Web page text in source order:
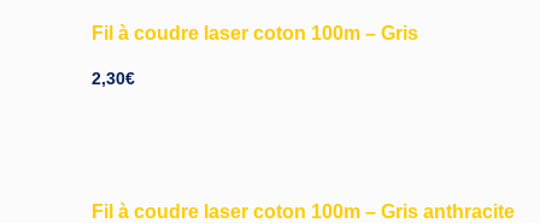
Fil à coudre laser coton 100m – Gris
2,30€
Fil à coudre laser coton 100m – Gris anthracite